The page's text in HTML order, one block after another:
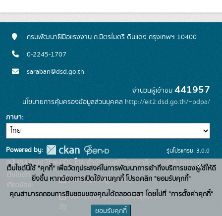
กรมพัฒนาฝีมือแรงงาน ถ.มิตรไมตรี ดินแดง กรุงเทพฯ 10400
0-2245-1707
saraban@dsd.go.th
จำนวนผู้เข้าชม 441957
นโยบายการคุ้มครองข้อมูลส่วนบุคคล http://eit2.dsd.go.th/~pdpa/
ภาษา
Powered by:
สนับสนุนระบบ Thai-GDC โดย สำนักงานสถิติแห่งชาติ
เว็บไซต์ที่
เกี่ยวข้อง:
ระบบบัญชีข้อมูลภาครัฐ
บริการนามานุกรมบัญชีข้อมูลภาค
รุ่นโปรแกรม: 3.0.0
วันที่: 2025-06-
10
เว็บไซต์นี้ใช้ "คุกกี้" เพื่อวัตถุประสงค์ในการพัฒนาการเข้าถึงบริการของผู้ใช้ให้ดี
ยิ่งขึ้น หากต้องการเปิดใช้งานคุกกี้ โปรดคลิก "ยอมรับคุกกี้"
คุณสามารถถอนการยินยอมของคุณได้ตลอดเวลา โดยไปที่ "การตั้งค่าคุกกี้"
ยอมรับคุกกี้
x